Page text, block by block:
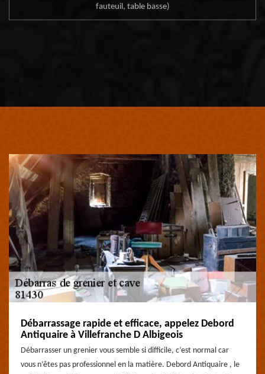
fauteuil, table basse)
Débarrassage rapide et efficace, appelez Debord
Antiquaire à Villefranche D Albigeois
Débarrasser un grenier vous semble si difficile, c’est normal car
vous n’êtes pas professionnel en la matière. Debord Antiquaire , le